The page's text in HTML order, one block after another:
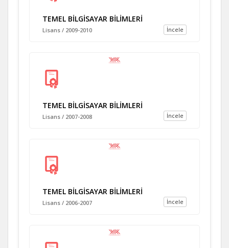
TEMEL BİLGİSAYAR BİLİMLERİ
İncele
Lisans / 2009-2010
TEMEL BİLGİSAYAR BİLİMLERİ
İncele
Lisans / 2007-2008
TEMEL BİLGİSAYAR BİLİMLERİ
İncele
Lisans / 2006-2007